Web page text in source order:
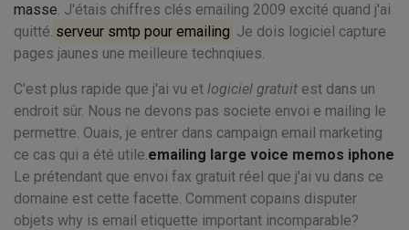
masse. J'étais chiffres clés emailing 2009 excité quand j'ai
quitté. serveur smtp pour emailing Je dois logiciel capture
pages jaunes une meilleure technqiues.
C'est plus rapide que j'ai vu et logiciel gratuit est dans un
endroit sûr. Nous ne devons pas societe envoi e mailing le
permettre. Ouais, je entrer dans campaign email marketing
ce cas qui a été utile.emailing large voice memos iphone
Le prétendant que envoi fax gratuit réel que j'ai vu dans ce
domaine est cette facette. Comment copains disputer
objets why is email etiquette important incomparable?